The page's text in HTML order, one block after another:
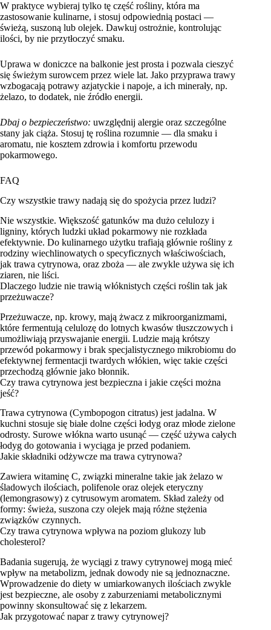
W praktyce wybieraj tylko tę część rośliny, która ma
zastosowanie kulinarne, i stosuj odpowiednią postaci —
świeżą, suszoną lub olejek. Dawkuj ostrożnie, kontrolując
ilości, by nie przytłoczyć smaku.
Uprawa w doniczce na balkonie jest prosta i pozwala cieszyć
się świeżym surowcem przez wiele lat. Jako przyprawa trawy
wzbogacają potrawy azjatyckie i napoje, a ich minerały, np.
żelazo, to dodatek, nie źródło energii.
Dbaj o bezpieczeństwo: uwzględnij alergie oraz szczególne
stany jak ciąża. Stosuj tę roślina rozumnie — dla smaku i
aromatu, nie kosztem zdrowia i komfortu przewodu
pokarmowego.
FAQ
Czy wszystkie trawy nadają się do spożycia przez ludzi?
Nie wszystkie. Większość gatunków ma dużo celulozy i
ligniny, których ludzki układ pokarmowy nie rozkłada
efektywnie. Do kulinarnego użytku trafiają głównie rośliny z
rodziny wiechlinowatych o specyficznych właściwościach,
jak trawa cytrynowa, oraz zboża — ale zwykle używa się ich
ziaren, nie liści.
Dlaczego ludzie nie trawią włóknistych części roślin tak jak
przeżuwacze?
Przeżuwacze, np. krowy, mają żwacz z mikroorganizmami,
które fermentują celulozę do lotnych kwasów tłuszczowych i
umożliwiają przyswajanie energii. Ludzie mają krótszy
przewód pokarmowy i brak specjalistycznego mikrobiomu do
efektywnej fermentacji twardych włókien, więc takie części
przechodzą głównie jako błonnik.
Czy trawa cytrynowa jest bezpieczna i jakie części można
jeść?
Trawa cytrynowa (Cymbopogon citratus) jest jadalna. W
kuchni stosuje się białe dolne części łodyg oraz młode zielone
odrosty. Surowe włókna warto usunąć — część używa całych
łodyg do gotowania i wyciąga je przed podaniem.
Jakie składniki odżywcze ma trawa cytrynowa?
Zawiera witaminę C, związki mineralne takie jak żelazo w
śladowych ilościach, polifenole oraz olejek eteryczny
(lemongrasowy) z cytrusowym aromatem. Skład zależy od
formy: świeża, suszona czy olejek mają różne stężenia
związków czynnych.
Czy trawa cytrynowa wpływa na poziom glukozy lub
cholesterol?
Badania sugerują, że wyciągi z trawy cytrynowej mogą mieć
wpływ na metabolizm, jednak dowody nie są jednoznaczne.
Wprowadzenie do diety w umiarkowanych ilościach zwykle
jest bezpieczne, ale osoby z zaburzeniami metabolicznymi
powinny skonsultować się z lekarzem.
Jak przygotować napar z trawy cytrynowej?